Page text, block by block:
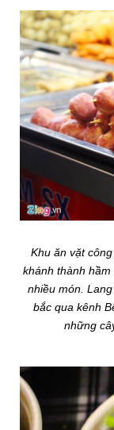
Khu ăn vặt
khánh thành
nhiều món.
bắc qua kênh
những